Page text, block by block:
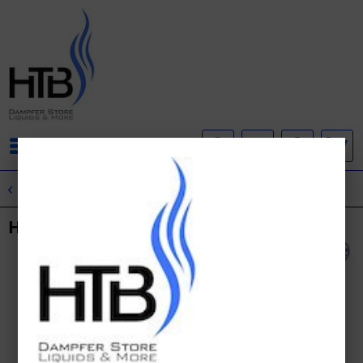
Happy Liquid - Black Coffee